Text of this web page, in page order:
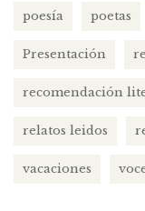
poesía poetas
Presentación
recomendación
relatos leidos
vacaciones